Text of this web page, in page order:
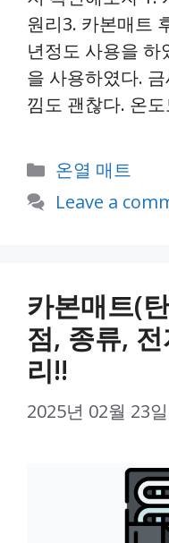
원리3. 카본매트
년정도 사용을 하
을 사용하였다.
낌도 괜찮다. 온
Categories
온열 매트
Leave a
카본매트(
점, 종류,
리!!
2025년 02월 23일